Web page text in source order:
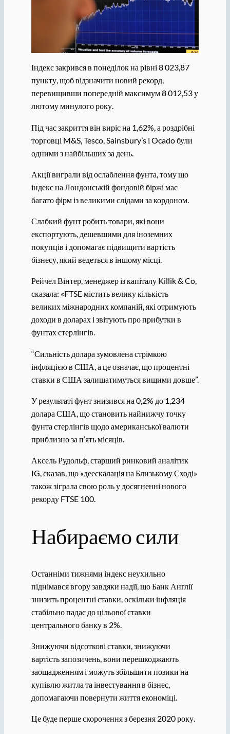
Індекс закрився в понеділок на рівні 8 023,87
пункту, щоб відзначити новий рекорд,
перевищивши попередній максимум 8 012,53 у
лютому минулого року.
Під час закриття він виріс на 1,62%, а роздрібні
торговці M&S, Tesco, Sainsbury’s і Ocado були
одними з найбільших за день.
Акції виграли від ослаблення фунта, тому що
індекс на Лондонській фондовій біржі має
багато фірм із великими слідами за кордоном.
Слабкий фунт робить товари, які вони
експортують, дешевшими для іноземних
покупців і допомагає підвищити вартість
бізнесу, який ведеться в іншому місці.
Рейчел Вінтер, менеджер із капіталу Killik & Co,
сказала: «FTSE містить велику кількість
великих міжнародних компаній, які отримують
доходи в доларах і звітують про прибутки в
фунтах стерлінгів.
“Сильність долара зумовлена ​​стрімкою
інфляцією в США, а це означає, що процентні
ставки в США залишатимуться вищими довше”.
У результаті фунт знизився на 0,2% до 1,234
долара США, що становить найнижчу точку
фунта стерлінгів щодо американської валюти
приблизно за п’ять місяців.
Аксель Рудольф, старший ринковий аналітик
IG, сказав, що «деескалація на Близькому Сході»
також зіграла свою роль у досягненні нового
рекорду FTSE 100.
Набираємо сили
Останніми тижнями індекс неухильно
піднімався вгору завдяки надії, що Банк Англії
знизить процентні ставки, оскільки інфляція
стабільно падає до цільової ставки
центрального банку в 2%.
Знижуючи відсоткові ставки, знижуючи
вартість запозичень, вони перешкоджають
заощадженням і можуть збільшити позики на
купівлю житла та інвестування в бізнес,
допомагаючи повернути життя економіці.
Це буде перше скорочення з березня 2020 року.